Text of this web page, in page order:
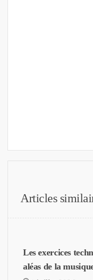
Articles
Les exercices
aléas de la